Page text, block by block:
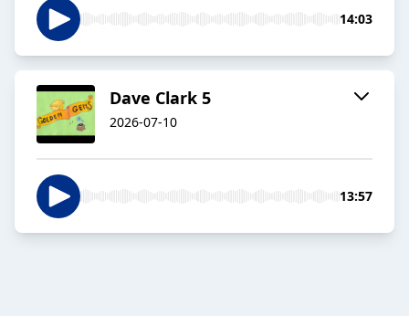
14:03
Dave Clark 5
2026-07-10
13:57